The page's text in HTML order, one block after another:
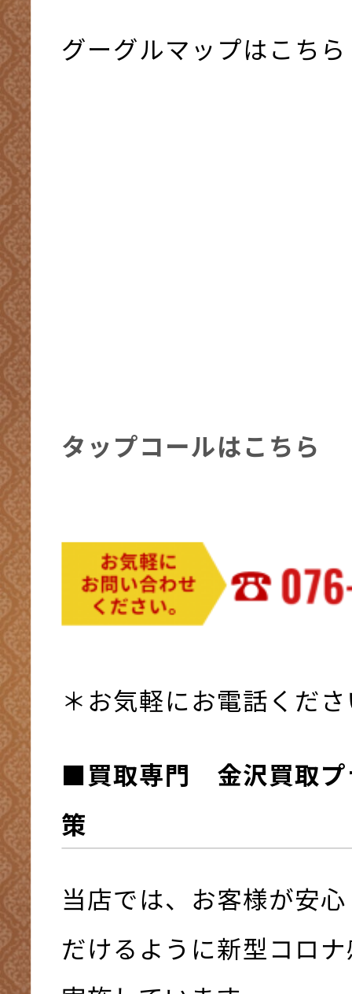
グーグルマップはこちら
タップコールはこちら
＊お気軽にお電話くだ
■買取専門 金沢買取プ
策
当店では、お客様が安
だけるように新型コロ